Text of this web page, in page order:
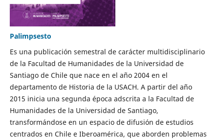
Palimpsesto
Es una publicación semestral de carácter multidisciplinario
de la Facultad de Humanidades de la Universidad de
Santiago de Chile que nace en el año 2004 en el
departamento de Historia de la USACH. A partir del año
2015 inicia una segunda época adscrita a la Facultad de
Humanidades de la Universidad de Santiago,
transformándose en un espacio de difusión de estudios
centrados en Chile e Iberoamérica, que aborden problemas